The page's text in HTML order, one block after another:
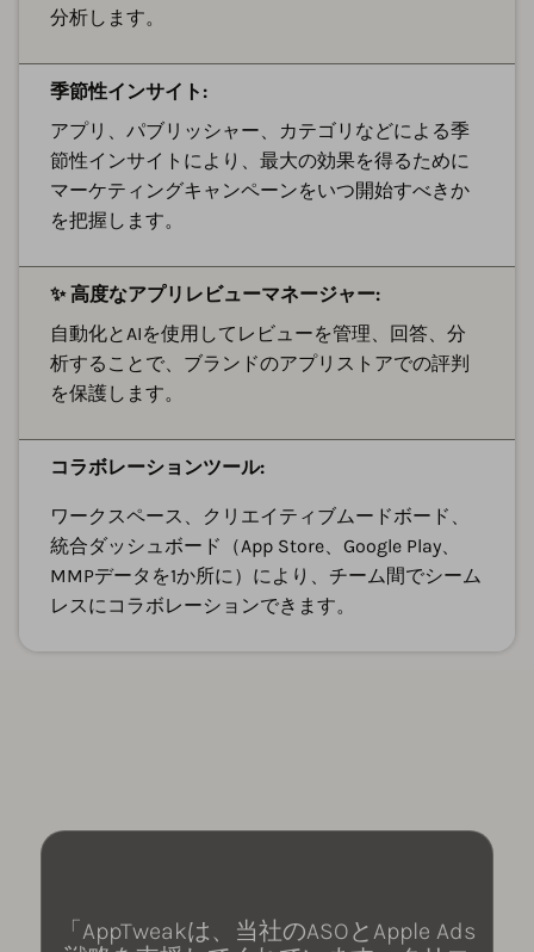
分析します。
季節性インサイト:
アプリ、パブリッシャー、カテゴリなどによる季
節性インサイトにより、最大の効果を得るために
マーケティングキャンペーンをいつ開始すべきか
を把握します。
✨ 高度なアプリレビューマネージャー:
自動化とAIを使用してレビューを管理、回答、分
析することで、ブランドのアプリストアでの評判
を保護します。
コラボレーションツール:
ワークスペース、クリエイティブムードボード、
統合ダッシュボード（App Store、Google Play、
MMPデータを1か所に）により、チーム間でシーム
レスにコラボレーションできます。
「AppTweakは、当社のASOとApple Ads